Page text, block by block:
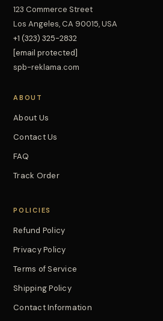
123 Commerce Street
Los Angeles, CA 90015, USA
+1 (323) 325-2832
[email protected]
spb-reklama.com
ABOUT
About Us
Contact Us
FAQ
Track Order
POLICIES
Refund Policy
Privacy Policy
Terms of Service
Shipping Policy
Contact Information